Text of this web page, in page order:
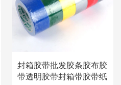
封箱胶带批发胶条胶布胶
带透明胶带封箱带胶带纸